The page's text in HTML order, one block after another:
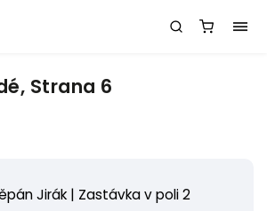
, Strana 6
Jirák | Zastávka v poli 2